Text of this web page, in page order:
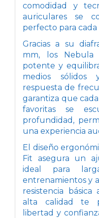
comodidad y
auriculares se
perfecto para
Gracias a su
mm, los
potente y
medios sólidos
respuesta de
garantiza que
favoritas se
profundidad,
una experiencia
El diseño
Fit asegura un
ideal para
entrenamientos y
resistencia
alta calidad te
libertad y